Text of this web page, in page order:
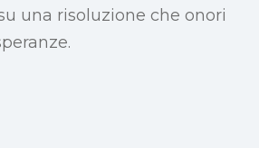
una risoluzione che onori